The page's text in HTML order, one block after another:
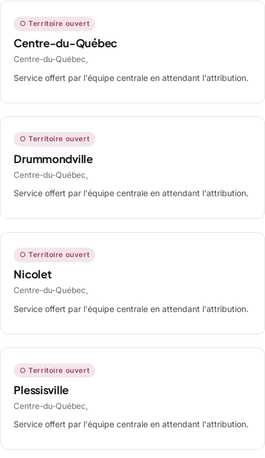
○ Territoire ouvert
Centre-du-Québec
Centre-du-Québec,
Service offert par l'équipe centrale en attendant l'attribution.
○ Territoire ouvert
Drummondville
Centre-du-Québec,
Service offert par l'équipe centrale en attendant l'attribution.
○ Territoire ouvert
Nicolet
Centre-du-Québec,
Service offert par l'équipe centrale en attendant l'attribution.
○ Territoire ouvert
Plessisville
Centre-du-Québec,
Service offert par l'équipe centrale en attendant l'attribution.